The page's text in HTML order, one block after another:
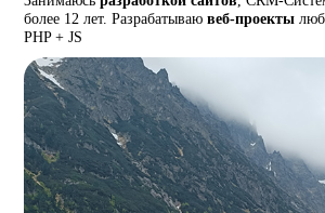
более 12 лет. Разрабатываювеб-проекты
PHP + JS